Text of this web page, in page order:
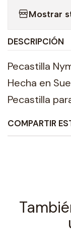
Mostrar
DESCRIPCIÓN
Pecastilla
Hecha en
Pecastilla
COMPARTIR